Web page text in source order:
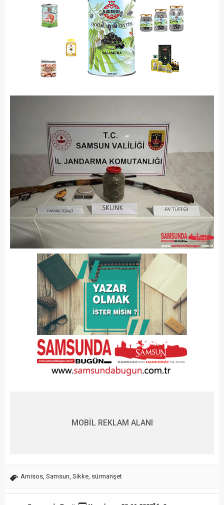
MOBİL REKLAM ALANI
Amisos, Samsun, Sikke, sürmanşet